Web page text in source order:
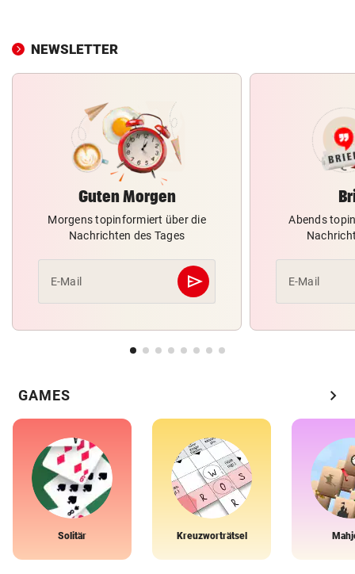
NEWSLETTER
Guten Morgen
Morgens topinformiert über die
Nachrichten des Tages
E-Mail send
Abschicken
Abends
E-Mail
GAMES chevron_right
Solitär Kreuzworträtsel